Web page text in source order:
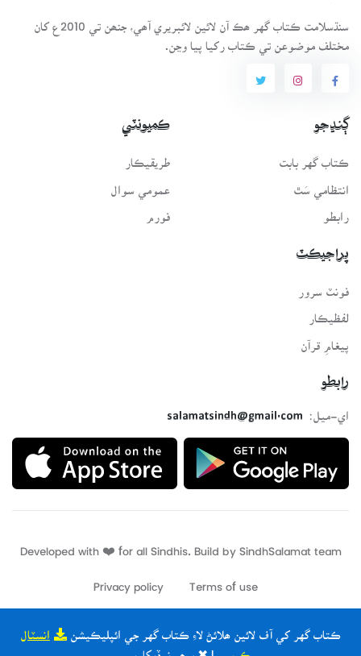
ڪتاب گهر کي آف لائين ھلائڻ لاءِ ڪتاب گهر جي ائپليڪيشن انسٽال
| ✖ ٻيھر نہ ڏيکاريو
سنڌسلامت ڪتاب گهر ھڪ آن لائين لائبريري آھي، جنھن تي 2010ع کان
مختلف موضوعن تي ڪتاب رکيا پيا وڃن.
ڳنڍجو
ڪتاب گهر بابت
انتظامي سَٿ
رابطو
ڪميونٽي
طريقيڪار
عمومي سوال
فورم
پراجيڪٽ
لفظيڪار
پيغامِ قرآن
رابطو
اي-ميل:
salamatsindh@gmail.com
Developed with ❤️ for all Sindhis. Build by
Terms of use